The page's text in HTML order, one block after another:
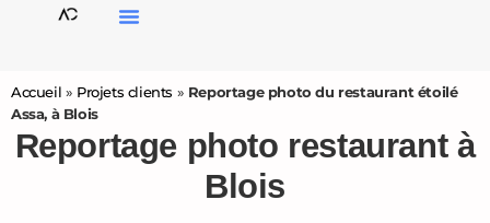
Accueil » Projets clients » Reportage photo du restaurant étoilé
Assa, à Blois
Reportage photo restaurant à
Blois